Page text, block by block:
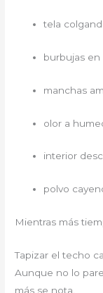
tela
burbujas
manchas
olor a
interior
polvo
Mientras más
Tapizar el techo
Aunque no lo
más se nota.